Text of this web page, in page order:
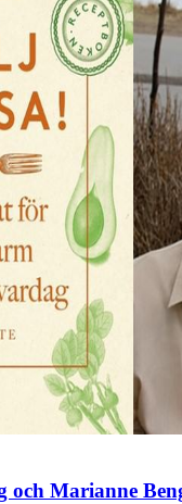
och Marianne